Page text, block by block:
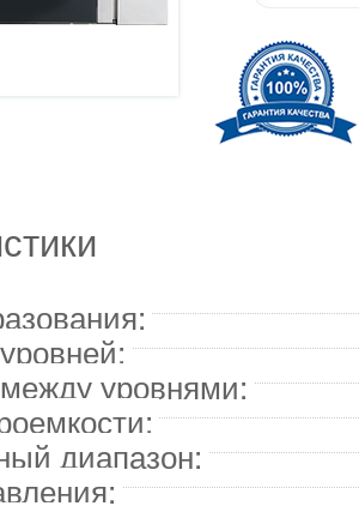
уровнями:
диапазон: